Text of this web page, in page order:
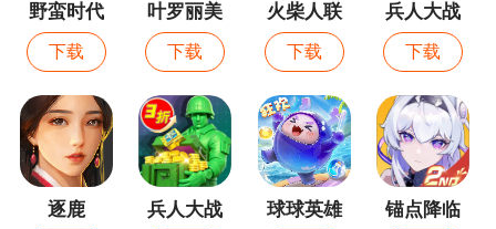
野蛮时代
下载
叶罗丽美
颜公主
下载
火柴人联
盟3
下载
兵人大战
最新版
下载
逐鹿 兵人大战 球球英雄 锚点降临